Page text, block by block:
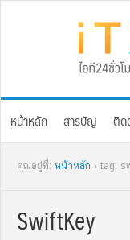
หน้าหลัก สารบัญ ติด
คุณอยู่ที่: หน้าหลัก › tag:
SwiftKey